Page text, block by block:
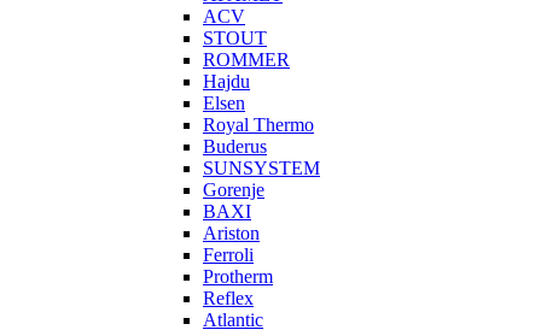
ACV
STOUT
ROMMER
Hajdu
Elsen
Royal Thermo
Buderus
SUNSYSTEM
Gorenje
BAXI
Ariston
Ferroli
Protherm
Reflex
Atlantic